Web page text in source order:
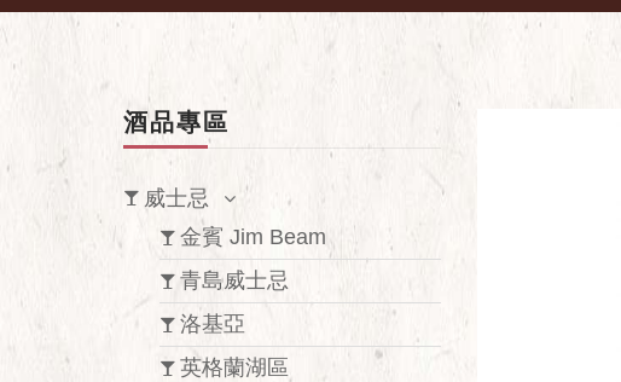
酒品專區
威士忌
金賓 Jim Beam
青島威士忌
洛基亞
英格蘭湖區